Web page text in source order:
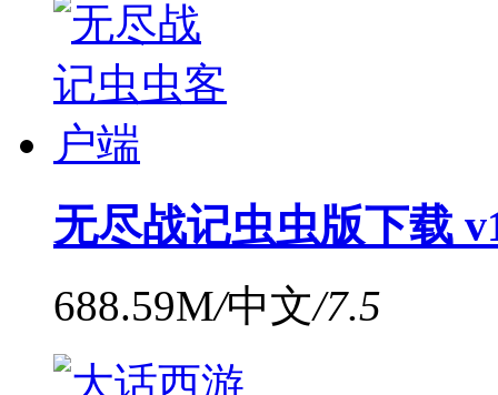
无尽战记虫虫版下载
688.59M/中文/7.5